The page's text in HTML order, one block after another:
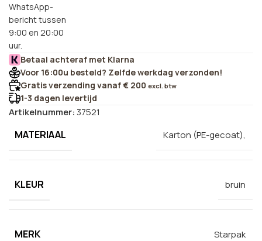
WhatsApp-
bericht tussen
9:00 en 20:00
uur.
Betaal achteraf met Klarna
Voor 16:00u besteld? Zelfde werkdag verzonden!
Gratis verzending vanaf € 200 excl. btw
1-3 dagen levertijd
Artikelnummer: 37521
MATERIAAL Karton (PE-gecoat),
KLEUR bruin
MERK Starpak